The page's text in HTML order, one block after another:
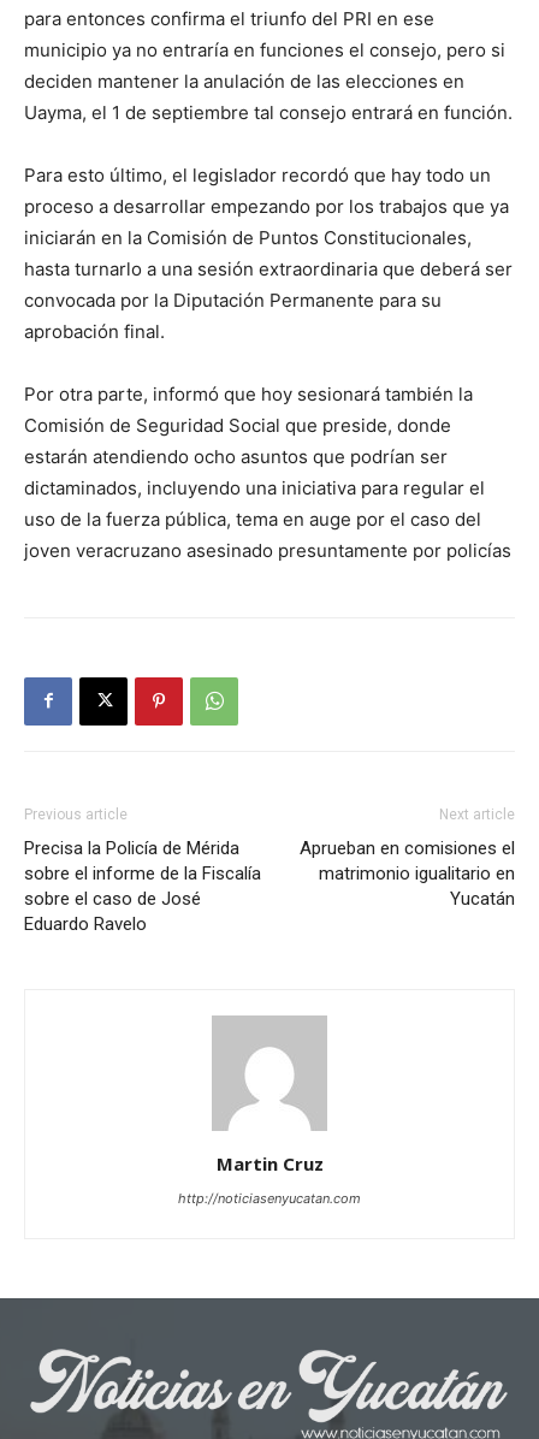
para entonces confirma el triunfo del PRI en ese
municipio ya no entraría en funciones el consejo, pero si
deciden mantener la anulación de las elecciones en
Uayma, el 1 de septiembre tal consejo entrará en función.
Para esto último, el legislador recordó que hay todo un
proceso a desarrollar empezando por los trabajos que ya
iniciarán en la Comisión de Puntos Constitucionales,
hasta turnarlo a una sesión extraordinaria que deberá ser
convocada por la Diputación Permanente para su
aprobación final.
Por otra parte, informó que hoy sesionará también la
Comisión de Seguridad Social que preside, donde
estarán atendiendo ocho asuntos que podrían ser
dictaminados, incluyendo una iniciativa para regular el
uso de la fuerza pública, tema en auge por el caso del
joven veracruzano asesinado presuntamente por policías
Previous article
Precisa la Policía de Mérida
sobre el informe de la Fiscalía
sobre el caso de José
Eduardo Ravelo
Next article
Aprueban en comisiones el
matrimonio igualitario en
Yucatán
Martin Cruz
http://noticiasenyucatan.com